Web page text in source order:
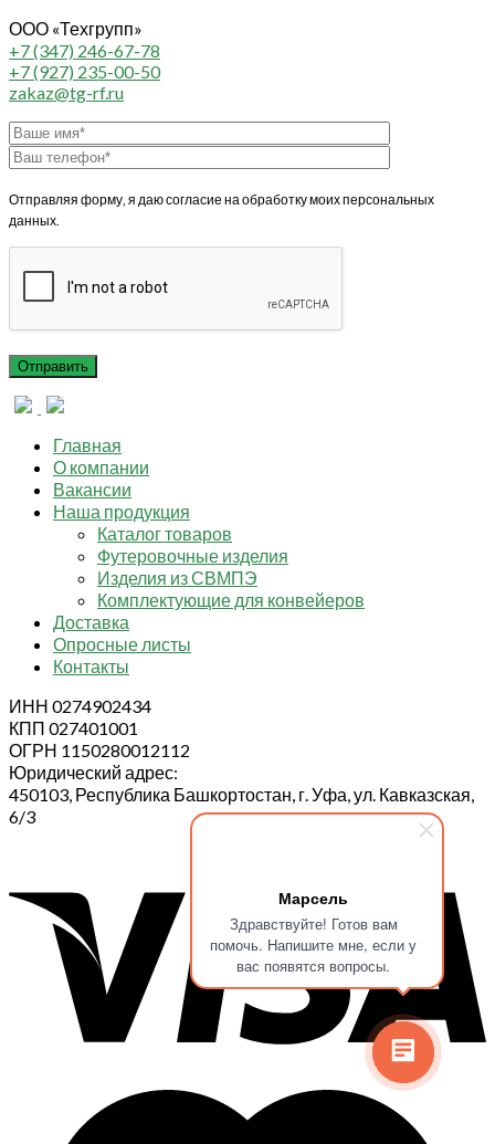
Марсель
Здравствуйте! Готов вам
помочь. Напишите мне, если у
вас появятся вопросы.
ООО «Техгрупп»
+7 (347) 246-67-78
+7 (927) 235-00-50
zakaz@tg-rf.ru
Отправляя форму, я даю согласие на обработку моих персональных
данных.
Главная
О компании
Вакансии
Наша продукция
Каталог товаров
Футеровочные изделия
Изделия из СВМПЭ
Комплектующие для конвейеров
Доставка
Опросные листы
Контакты
ИНН 0274902434
КПП 027401001
ОГРН 1150280012112
Юридический адрес:
450103, Республика Башкортостан, г. Уфа, ул. Кавказская,
6/3